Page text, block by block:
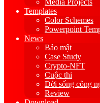
Media Projects
Templates
Color Schemes
Powerpoint
News
Bảo mật
Case Study
Crypto-NFT
Cuộc thi
Đời sống công
Review